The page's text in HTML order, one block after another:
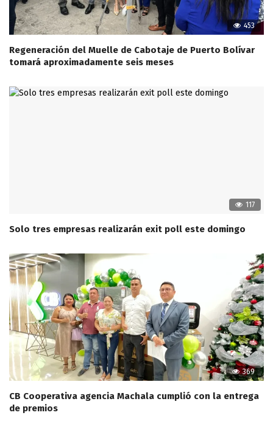
453
Regeneración del Muelle de Cabotaje de Puerto Bolívar
tomará aproximadamente seis meses
117
Solo tres empresas realizarán exit poll este domingo
369
CB Cooperativa agencia Machala cumplió con la entrega
de premios